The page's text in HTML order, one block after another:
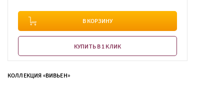
В КОРЗИНУ
КУПИТЬ В 1 КЛИК
КОЛЛЕКЦИЯ «ВИВЬЕН»